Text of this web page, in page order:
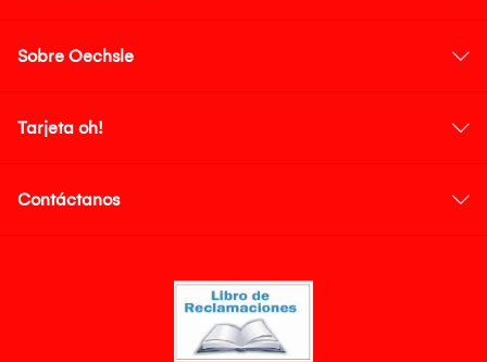
Sobre Oechsle
Tarjeta oh!
Contáctanos